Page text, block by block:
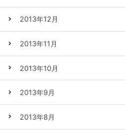
2013年12月
2013年11月
2013年10月
2013年9月
2013年8月